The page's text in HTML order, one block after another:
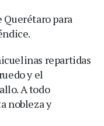
Querétaro para
repartidas
y el
A todo
nobleza y